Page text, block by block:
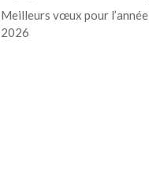
Meilleurs vœux pour l’année
2026